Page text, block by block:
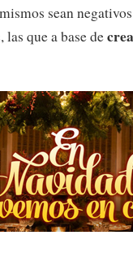
sean
las que a base de